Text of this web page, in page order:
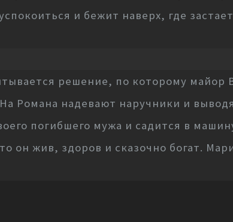
и бежит наверх, где
решение, по которому майор
Романа надевают наручники и
погибшего мужа и садится в
он жив, здоров и сказочно богат.